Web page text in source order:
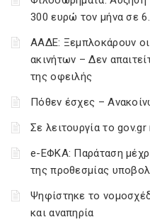
300 ευρώ τον μήνα σε
ΑΑΔΕ: Ξεμπλοκάρουν
ακινήτων – Δεν
της οφειλής
Πόθεν έσχες –
Σε λειτουργία το
e-ΕΦΚΑ: Παράταση
της προθεσμίας
Ψηφίστηκε το
και αναπηρία